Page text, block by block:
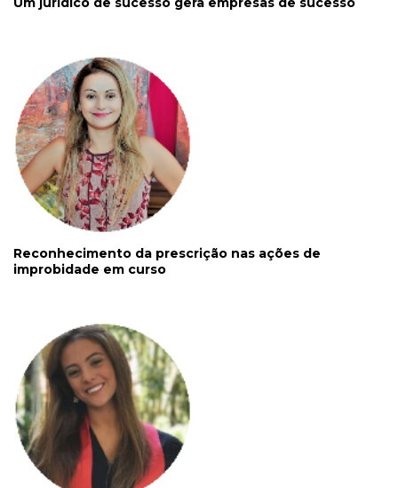
Reconhecimento da prescrição nas ações de
improbidade em curso